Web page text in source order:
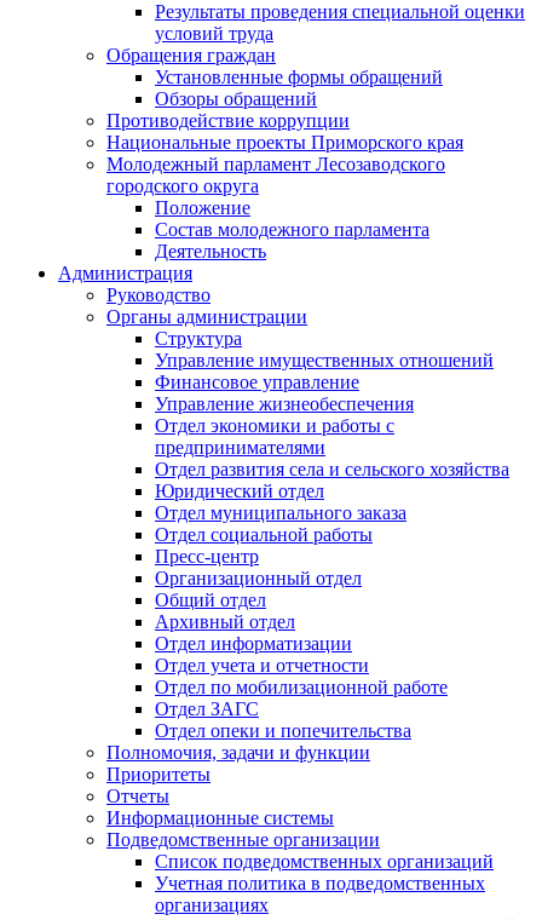
Результаты проведения специальной оценки
условий труда
Обращения граждан
Установленные формы обращений
Обзоры обращений
Противодействие коррупции
Национальные проекты Приморского края
Молодежный парламент Лесозаводского
городского округа
Положение
Состав молодежного парламента
Деятельность
Администрация
Руководство
Органы администрации
Структура
Управление имущественных отношений
Финансовое управление
Управление жизнеобеспечения
Отдел экономики и работы с
предпринимателями
Отдел развития села и сельского хозяйства
Юридический отдел
Отдел муниципального заказа
Отдел социальной работы
Пресс-центр
Организационный отдел
Общий отдел
Архивный отдел
Отдел информатизации
Отдел учета и отчетности
Отдел по мобилизационной работе
Отдел ЗАГС
Отдел опеки и попечительства
Полномочия, задачи и функции
Приоритеты
Отчеты
Информационные системы
Подведомственные организации
Список подведомственных организаций
Учетная политика в подведомственных
организациях